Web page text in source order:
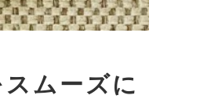
ムーズに